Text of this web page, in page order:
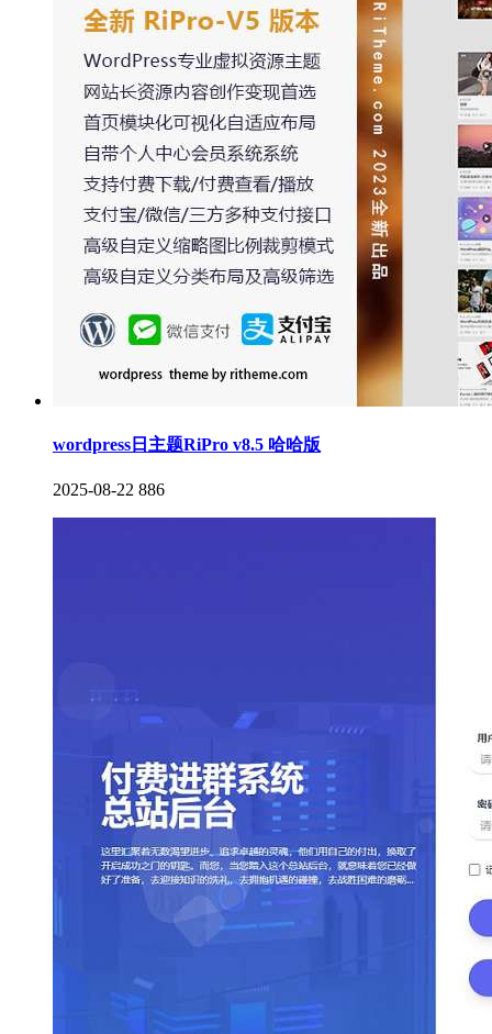
wordpress日主题RiPro v8.5 哈哈版
2025-08-22 886